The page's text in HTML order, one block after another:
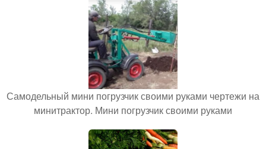
Самодельный мини погрузчик своими руками чертежи на
минитрактор. Мини погрузчик своими руками